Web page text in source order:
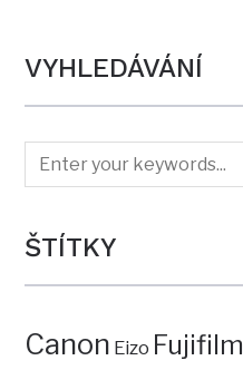
VYHLEDÁVÁNÍ
ŠTÍTKY
Canon Eizo Fujifilm